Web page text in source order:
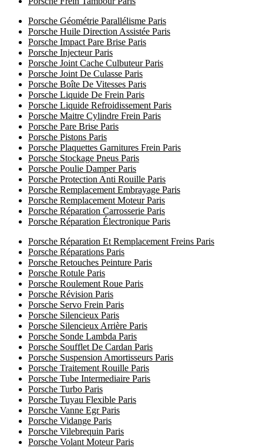
Porsche Géométrie Parallélisme Paris
Porsche Huile Direction Assistée Paris
Porsche Impact Pare Brise Paris
Porsche Injecteur Paris
Porsche Joint Cache Culbuteur Paris
Porsche Joint De Culasse Paris
Porsche Boîte De Vitesses Paris
Porsche Liquide De Frein Paris
Porsche Liquide Refroidissement Paris
Porsche Maitre Cylindre Frein Paris
Porsche Pare Brise Paris
Porsche Pistons Paris
Porsche Plaquettes Garnitures Frein Paris
Porsche Stockage Pneus Paris
Porsche Poulie Damper Paris
Porsche Protection Anti Rouille Paris
Porsche Remplacement Embrayage Paris
Porsche Remplacement Moteur Paris
Porsche Réparation Carrosserie Paris
Porsche Réparation Électronique Paris
Porsche Réparation Et Remplacement Freins Paris
Porsche Réparations Paris
Porsche Retouches Peinture Paris
Porsche Rotule Paris
Porsche Roulement Roue Paris
Porsche Révision Paris
Porsche Servo Frein Paris
Porsche Silencieux Paris
Porsche Silencieux Arrière Paris
Porsche Sonde Lambda Paris
Porsche Soufflet De Cardan Paris
Porsche Suspension Amortisseurs Paris
Porsche Traitement Rouille Paris
Porsche Tube Intermediaire Paris
Porsche Turbo Paris
Porsche Tuyau Flexible Paris
Porsche Vanne Egr Paris
Porsche Vidange Paris
Porsche Vilebrequin Paris
Porsche Volant Moteur Paris